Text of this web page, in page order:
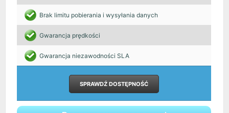
Brak limitu pobierania i wysyłania danych
Gwarancja prędkości
Gwarancja niezawodności SLA
SPRAWDŹ DOSTĘPNOŚĆ